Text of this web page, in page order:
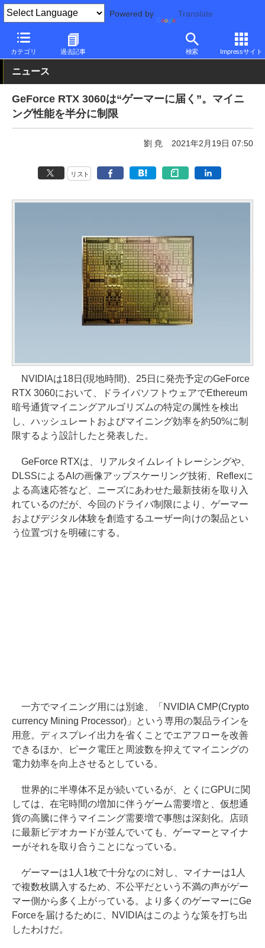
Powered by Translate
カテゴリ 過去記事 検索 Impressサイト
PC Watch 半導体/周辺機器 GeForce
ニュース
GeForce RTX 3060は“ゲーマーに届く”。マイニ
ング性能を半分に制限
劉 尭 2021年2月19日 07:50
リスト
NVIDIAは18日(現地時間)、25日に発売予定のGeForce
RTX 3060において、ドライバソフトウェアでEthereum
暗号通貨マイニングアルゴリズムの特定の属性を検出
し、ハッシュレートおよびマイニング効率を約50%に制
限するよう設計したと発表した。
GeForce RTXは、リアルタイムレイトレーシングや、
DLSSによるAIの画像アップスケーリング技術、Reflexに
よる高速応答など、ニーズにあわせた最新技術を取り入
れているのだが、今回のドライバ制限により、ゲーマー
およびデジタル体験を創造するユーザー向けの製品とい
う位置づけを明確にする。
一方でマイニング用には別途、「NVIDIA CMP(Crypto
currency Mining Processor)」という専用の製品ラインを
用意。ディスプレイ出力を省くことでエアフローを改善
できるほか、ピーク電圧と周波数を抑えてマイニングの
電力効率を向上させるとしている。
世界的に半導体不足が続いているが、とくにGPUに関
しては、在宅時間の増加に伴うゲーム需要増と、仮想通
貨の高騰に伴うマイニング需要増で事態は深刻化。店頭
に最新ビデオカードが並んでいても、ゲーマーとマイナ
ーがそれを取り合うことになっている。
ゲーマーは1人1枚で十分なのに対し、マイナーは1人
で複数枚購入するため、不公平だという不満の声がゲー
マー側から多く上がっている。より多くのゲーマーにGe
Forceを届けるために、NVIDIAはこのような策を打ち出
したわけだ。